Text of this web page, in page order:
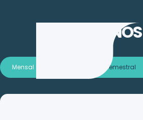
PLANOS
Mensal Semestral